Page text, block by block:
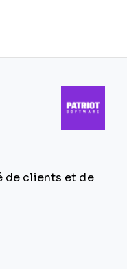
de clients et de